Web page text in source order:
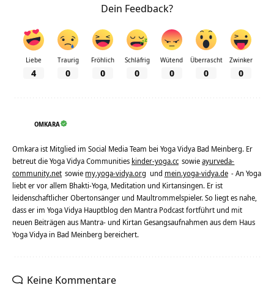
Dein Feedback?
Liebe
4
Traurig
0
Fröhlich
0
Schläfrig
0
Wütend
0
Überrascht
0
Zwinker
0
OMKARA
Omkara ist Mitglied im Social Media Team bei Yoga Vidya Bad Meinberg. Er
betreut die Yoga Vidya Communities kinder-yoga.cc sowieayurveda-
community.net sowie my.yoga-vidya.org und mein.yoga-vidya.de - An Yoga
liebt er vor allem Bhakti-Yoga, Meditation und Kirtansingen. Er ist
leidenschaftlicher Obertonsänger und Maultrommelspieler. So liegt es nahe,
dass er im Yoga Vidya Hauptblog den Mantra Podcast fortführt und mit
neuen Beiträgen aus Mantra- und Kirtan Gesangsaufnahmen aus dem Haus
Yoga Vidya in Bad Meinberg bereichert.
Keine Kommentare